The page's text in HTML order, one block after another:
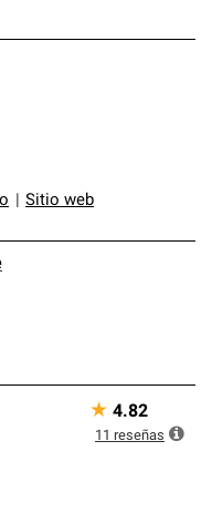
Sitio web
★ 4.82
11 reseñas